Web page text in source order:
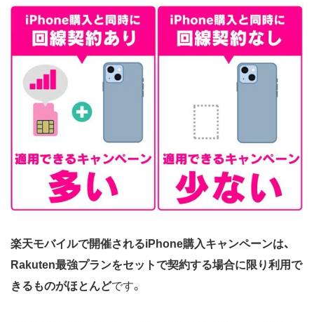
楽天モバイルで開催されるiPhone購入キャンペーンは、
Rakuten最強プランをセットで契約する場合に限り利用で
きるものがほとんどです。